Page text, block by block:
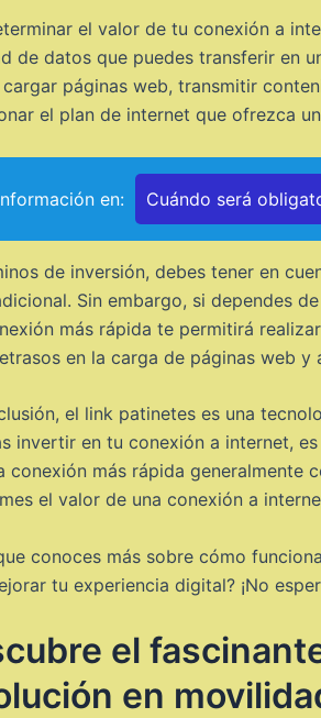
el valor de tu conexión a
de datos que puedes transferir en
páginas web, transmitir
el plan de internet que ofrezca
en: Cuándo será
de inversión, debes tener en
Sin embargo, si dependes
más rápida te permitirá
en la carga de páginas web y
el link patinetes es una
invertir en tu conexión a internet,
conexión más rápida generalmente
el valor de una conexión a
conoces más sobre cómo
tu experiencia digital? ¡No
el
en